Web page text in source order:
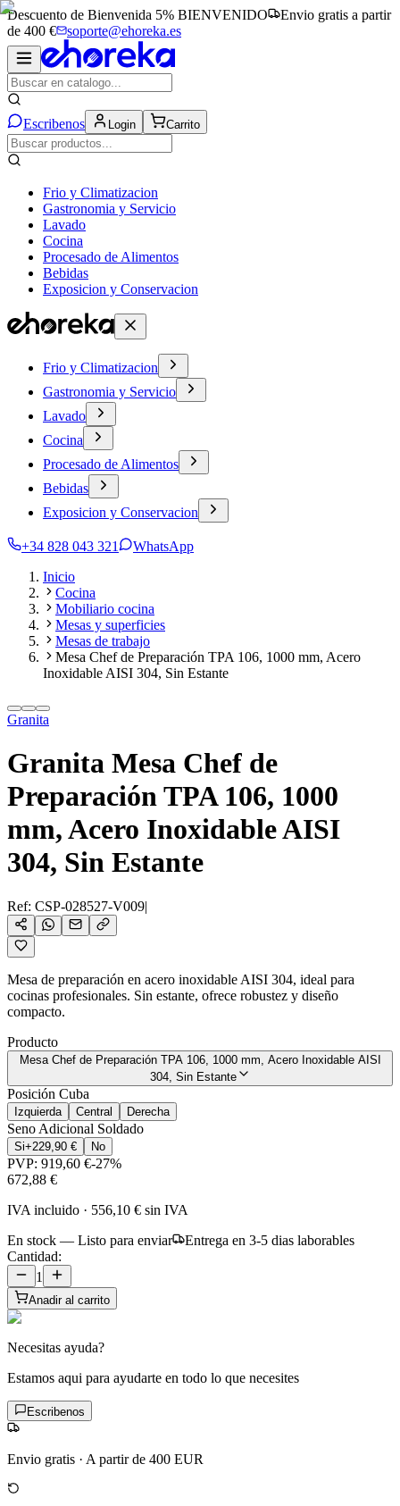
Descuento de Bienvenida 5% BIENVENIDO
Envio gratis a partir
de 400 €
soporte@ehoreka.es
Escribenos Login Carrito
Frio y Climatizacion
Gastronomia y Servicio
Lavado
Cocina
Procesado de Alimentos
Bebidas
Exposicion y Conservacion
Frio y Climatizacion
Gastronomia y Servicio
Lavado
Cocina
Procesado de Alimentos
Bebidas
Exposicion y Conservacion
+34 828 043 321
WhatsApp
Inicio
Cocina
Mobiliario cocina
Mesas y superficies
Mesas de trabajo
Mesa Chef de Preparación TPA 106, 1000 mm, Acero
Inoxidable AISI 304, Sin Estante
Granita
Granita Mesa Chef de
Preparación TPA 106, 1000
mm, Acero Inoxidable AISI
304, Sin Estante
Ref: CSP-028527-V009|
Mesa de preparación en acero inoxidable AISI 304, ideal para
cocinas profesionales. Sin estante, ofrece robustez y diseño
compacto.
Producto
Mesa Chef de Preparación TPA 106, 1000 mm, Acero Inoxidable AISI
304, Sin Estante
Posición Cuba
Izquierda Central Derecha
Seno Adicional Soldado
Si+229,90 € No
PVP: 919,60 €-27%
672,88 €
IVA incluido · 556,10 € sin IVA
En stock — Listo para enviar
Entrega en 3-5 dias laborables
Cantidad:
1
Anadir al carrito
Necesitas ayuda?
Estamos aqui para ayudarte en todo lo que necesites
Escribenos
Envio gratis · A partir de 400 EUR